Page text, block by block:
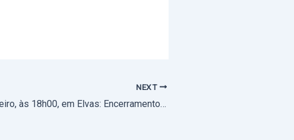
NEXT
26 de janeiro, às 18h00, em Elvas: Encerramento do 144º Cursilho de Cristandade de Senhoras